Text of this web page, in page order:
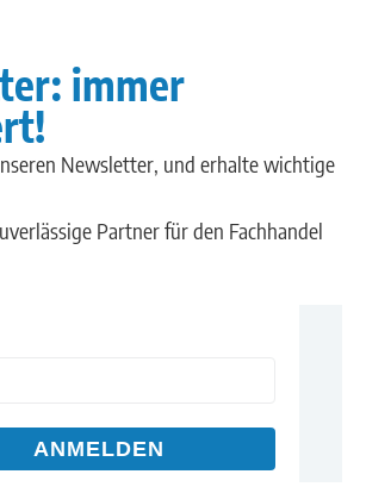
immer
Newsletter, und erhalte wichtige
Partner für den Fachhandel
ANMELDEN